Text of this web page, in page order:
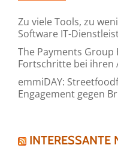
Zu viele Tools, zu
Software IT-
The Payments
Fortschritte bei ihren
emmiDAY:
Engagement gegen
INTERESSANTE